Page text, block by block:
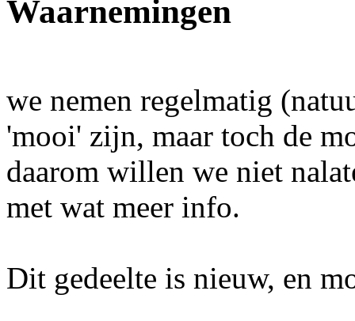
Waarnemingen
we nemen regelmatig
'mooi' zijn, maar toch de
daarom willen we niet
met wat meer info.
Dit gedeelte is nieuw, en